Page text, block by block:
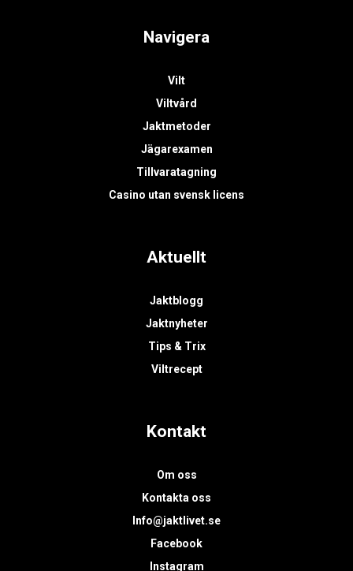
Navigera
Vilt
Viltvård
Jaktmetoder
Jägarexamen
Tillvaratagning
Casino utan svensk licens
Aktuellt
Jaktblogg
Jaktnyheter
Tips & Trix
Viltrecept
Kontakt
Om oss
Kontakta oss
Info@jaktlivet.se
Facebook
Instagram